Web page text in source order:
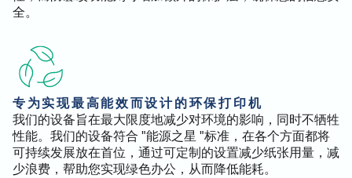
全。
专为实现最高能效而设计的环保打印机
我们的设备旨在最大限度地减少对环境的影响，同时不牺牲
性能。我们的设备符合 "能源之星 "标准，在各个方面都将
可持续发展放在首位，通过可定制的设置减少纸张用量，减
少浪费，帮助您实现绿色办公，从而降低能耗。